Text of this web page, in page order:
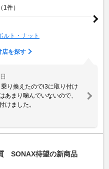
（1件）
ルト・ナット
店を探す
り換えたのでi3に取り付け
あまり噛んでいないので、
けました。
SONAX待望の新商品